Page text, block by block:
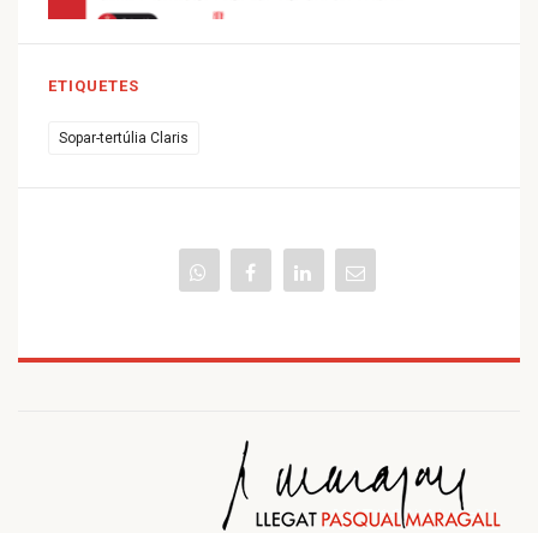
ETIQUETES
Sopar-tertúlia Claris